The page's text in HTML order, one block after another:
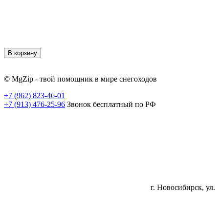
В корзину
© MgZip - твой помощник в мире снегоходов
+7 (962) 823-46-01
+7 (913) 476-25-96 Звонок бесплатный по РФ
г. Новосибирск, ул.